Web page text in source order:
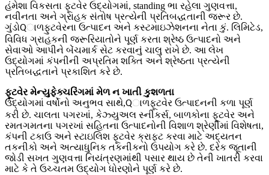
હંમેશા વિકસતા ફૂટવેર ઉદ્યોગમાં, standing ભા રહેલા ગુણવત્તા,
નવીનતા અને ગ્રાહક સંતોષ પ્રત્યેની પ્રતિબદ્ધતાની જરૂર છે.
ગુંડોQાળફુટવેરના ઉત્પાદન અને કસ્ટમાઇઝેશનના નેતા કું. લિમિટેડ,
વિવિધ ગ્રાહકની જરૂરિયાતોને પૂર્ણ કરતા શ્રેષ્ઠ ઉત્પાદનો અને
સેવાઓ આપીને બેંચમાર્ક સેટ કરવાનું ચાલુ રાખે છે. આ લેખ
ઉદ્યોગમાં કંપનીની અપ્રતિમ શક્તિ અને શ્રેષ્ઠતા પ્રત્યેની
પ્રતિબદ્ધતાને પ્રકાશિત કરે છે.
ફૂટવેર મેન્યુફેક્ચરિંગમાં મેળ ન ખાતી કુશળતા
ઉદ્યોગમાં વર્ષોનો અનુભવ સાથે,Qાળફૂટવેર ઉત્પાદનની કળા પૂર્ણ
કરી છે. ચાલતા પગરખાં, કેઝ્યુઅલ સ્નીકર્સ, બાળકોના ફૂટવેર અને
રમતગમતના પગરખાં સહિતના ઉત્પાદનોની વિશાળ શ્રેણીમાં વિશેષતા,
કંપની ટકાઉ અને સ્ટાઇલિશ ફૂટવેર ક્રાફ્ટ કરવા માટે અદ્યતન
તકનીકો અને અત્યાધુનિક તકનીકનો ઉપયોગ કરે છે. દરેક જૂતાની
જોડી સખત ગુણવત્તા નિયંત્રણમાંથી પસાર થાય છે તેની ખાતરી કરવા
માટે કે તે ઉચ્ચતમ ઉદ્યોગ ધોરણોને પૂર્ણ કરે છે.